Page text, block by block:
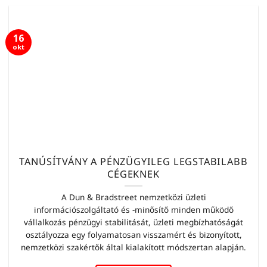
TANÚSÍTVÁNY A PÉNZÜGYILEG LEGSTABILABB
CÉGEKNEK
A Dun & Bradstreet nemzetközi üzleti
információszolgáltató és -minősítő minden működő
vállalkozás pénzügyi stabilitását, üzleti megbízhatóságát
osztályozza egy folyamatosan visszamért és bizonyított,
nemzetközi szakértők által kialakított módszertan alapján.
16
okt